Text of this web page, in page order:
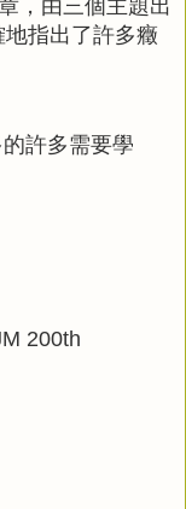
指出了許多癥
許多需要學
200th